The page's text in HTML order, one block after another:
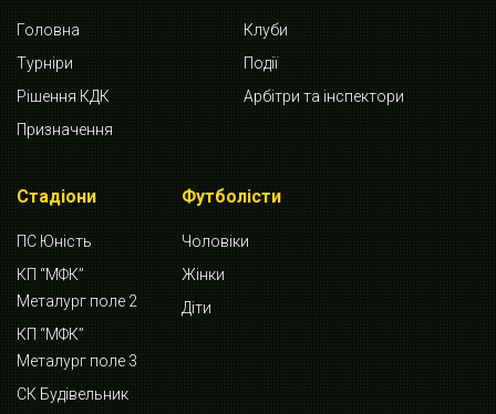
Головна
Клуби
Турніри
Події
Рішення КДК
Арбітри та інспектори
Призначення
Стадіони
ПС Юність
КП “МФК”
Металург поле 2
КП “МФК”
Металург поле 3
СК Будівельник
Футболісти
Чоловіки
Жінки
Діти